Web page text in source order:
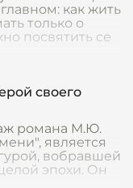
как жить
только о
посвятить се
своего
романа М.Ю.
является
вобравшей
эпохи. Он